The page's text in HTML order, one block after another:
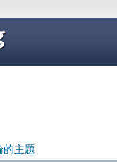
的主題